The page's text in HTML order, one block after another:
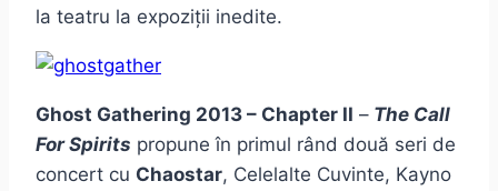
la teatru la expoziții inedite.
Ghost Gathering 2013 – Chapter II – The Call
For Spirits propune în primul rând două seri de
concert cu Chaostar, Celelalte Cuvinte, Kayno